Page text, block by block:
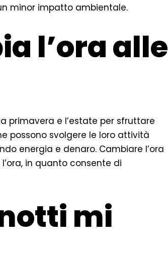
minor impatto ambientale.
l’ora alle
primavera e l’estate per sfruttare
possono svolgere le loro attività
energia e denaro. Cambiare l’ora
in quanto consente di
mi